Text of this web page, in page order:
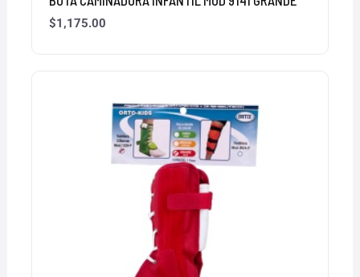
$1,175.00